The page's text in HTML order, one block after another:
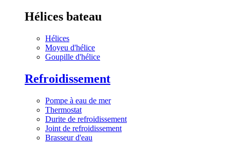
Hélices bateau
Hélices
Moyeu d'hélice
Goupille d'hélice
Refroidissement
Pompe à eau de mer
Thermostat
Durite de refroidissement
Joint de refroidissement
Brasseur d'eau